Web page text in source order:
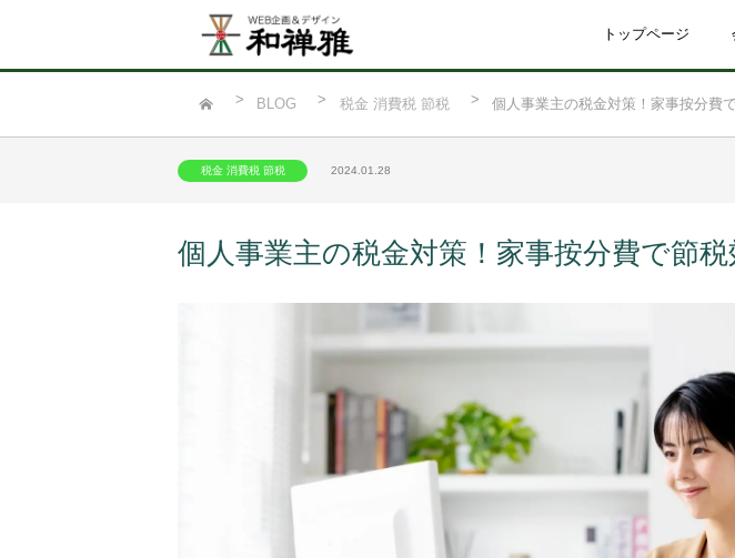
トップページ
BLOG 税金 消費税 節税 個人事業主の税金対策！家事按分費
税金 消費税 節税 2024.01.28
個人事業主の税金対策！家事按分費で節